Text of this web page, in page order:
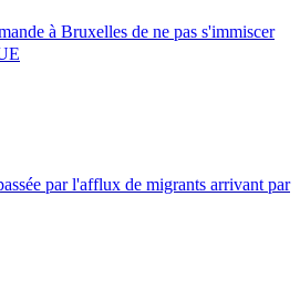
à Bruxelles de ne pas s'immiscer
par l'afflux de migrants arrivant par